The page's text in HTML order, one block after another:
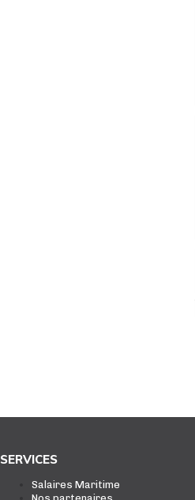
SERVICES
Salaires Maritime